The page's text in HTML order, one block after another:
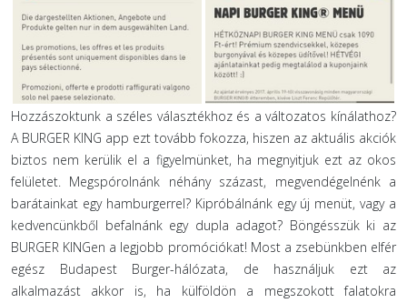
Hozzászoktunk a széles választékhoz és a változatos kínálathoz?
A BURGER KING app ezt tovább fokozza, hiszen az aktuális akciók
biztos nem kerülik el a figyelmünket, ha megnyitjuk ezt az okos
felületet. Megspórolnánk néhány százast, megvendégelnénk a
barátainkat egy hamburgerrel? Kipróbálnánk egy új menüt, vagy a
kedvencünkből befalnánk egy dupla adagot? Böngésszük ki az
BURGER KINGen a legjobb promóciókat! Most a zsebünkben elfér
egész Budapest Burger-hálózata, de használjuk ezt az
alkalmazást akkor is, ha külföldön a megszokott falatokra